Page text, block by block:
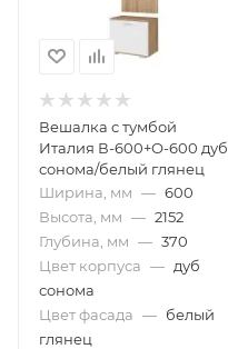
Вешалка с тумбой
Италия В-600+О-600 дуб
сонома/белый глянец
Ширина, мм — 600
Высота, мм — 2152
Глубина, мм — 370
Цвет корпуса — дуб
сонома
Цвет фасада — белый
глянец